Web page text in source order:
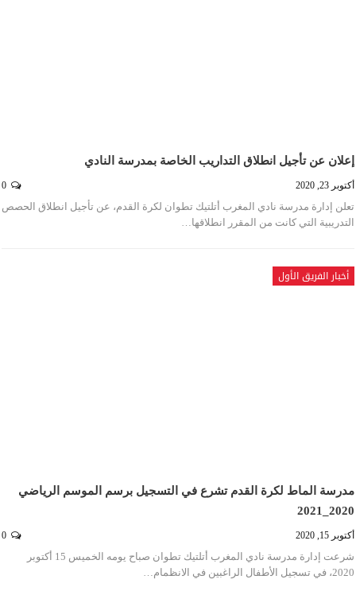
إعلان عن تأجيل انطلاق التداريب الخاصة بمدرسة النادي
أكتوبر 23, 2020
تعلن إدارة مدرسة نادي المغرب أتلتيك تطوان لكرة القدم، عن تأجيل انطلاق الحصص
التدريبية التي كانت من المقرر انطلاقها…
أخبار الفريق الأول
مدرسة الماط لكرة القدم تشرع في التسجيل برسم الموسم الرياضي
2020_2021
أكتوبر 15, 2020
شرعت إدارة مدرسة نادي المغرب أتلتيك تطوان صباح يومه الخميس 15 أكتوبر
2020، في تسجيل الأطفال الراغبين في الانظمام…